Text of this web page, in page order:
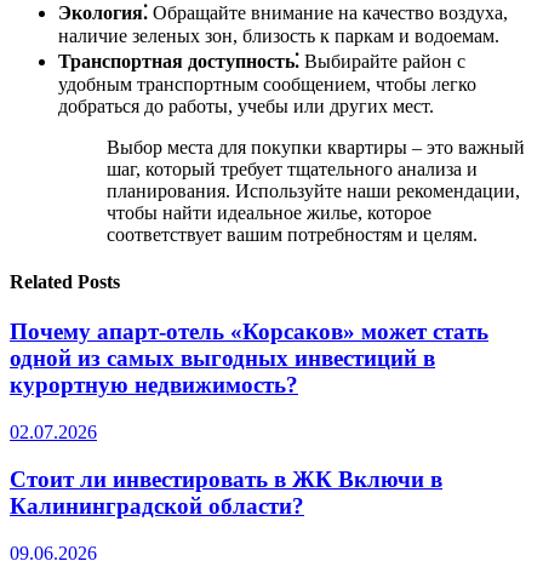
Экология⁚ Обращайте внимание на качество воздуха,
наличие зеленых зон, близость к паркам и водоемам.
Транспортная доступность⁚ Выбирайте район с
удобным транспортным сообщением, чтобы легко
добраться до работы, учебы или других мест.
Выбор места для покупки квартиры – это важный
шаг, который требует тщательного анализа и
планирования. Используйте наши рекомендации,
чтобы найти идеальное жилье, которое
соответствует вашим потребностям и целям.
Related Posts
Почему апарт-отель «Корсаков» может стать
одной из самых выгодных инвестиций в
курортную недвижимость?
02.07.2026
Стоит ли инвестировать в ЖК Включи в
Калининградской области?
09.06.2026